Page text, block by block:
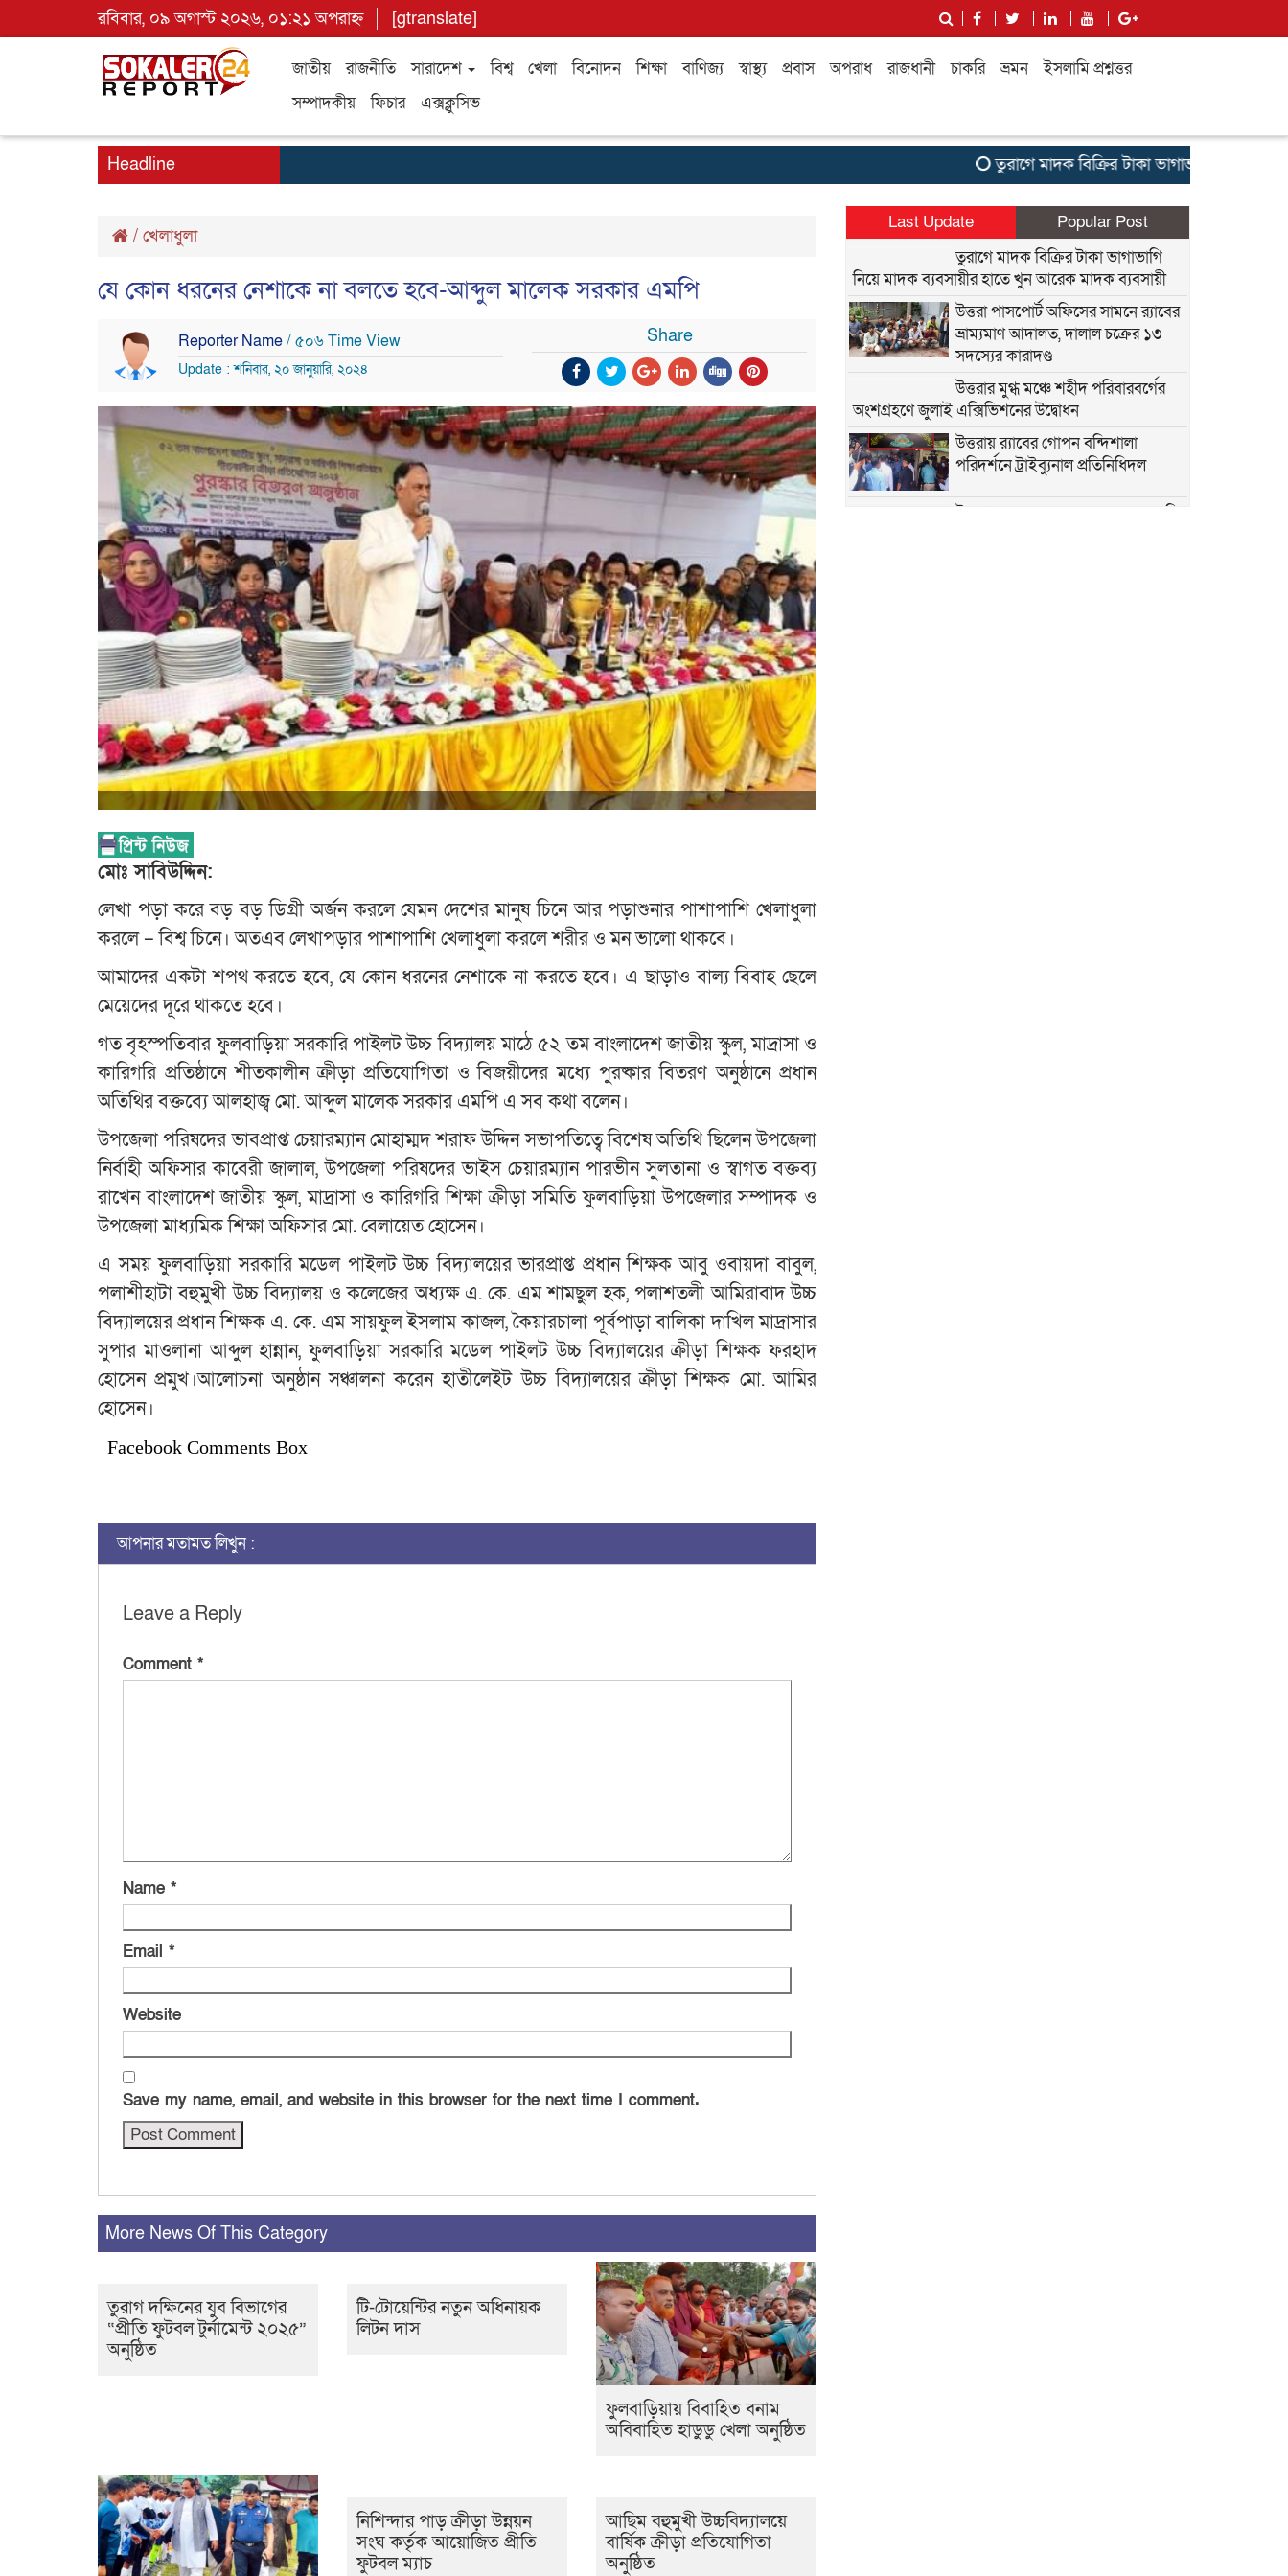
রবিবার, ০৯ অগাস্ট ২০২৬, ০১:২১ অপরাহ্ন [gtranslate]
জাতীয় রাজনীতি সারাদেশ বিশ্ব খেলা বিনোদন শিক্ষা বাণিজ্য স্বাস্থ্য প্রবাস অপরাধ রাজধানী চাকরি ভ্রমন
ইসলামি প্রশ্নত্তর
সম্পাদকীয়
ফিচার এক্সক্লুসিভ
Headline তুরাগে মাদক বিক্রির টাকা ভাগাভাগি নিয়ে মাদক
/ খেলাধুলা
যে কোন ধরনের নেশাকে না বলতে হবে-আব্দুল মালেক সরকার এমপি
Reporter Name/ ৫০৬ Time View
Update : শনিবার, ২০ জানুয়ারি, ২০২৪
Share
মোঃ সাবিউদ্দিন:
লেখা পড়া করে বড় বড় ডিগ্রী অর্জন করলে যেমন দেশের মানুষ চিনে আর পড়াশুনার পাশাপাশি খেলাধুলা
করলে – বিশ্ব চিনে। অতএব লেখাপড়ার পাশাপাশি খেলাধুলা করলে শরীর ও মন ভালো থাকবে।
আমাদের একটা শপথ করতে হবে, যে কোন ধরনের নেশাকে না করতে হবে। এ ছাড়াও বাল্য বিবাহ ছেলে
মেয়েদের দূরে থাকতে হবে।
গত বৃহস্পতিবার ফুলবাড়িয়া সরকারি পাইলট উচ্চ বিদ্যালয় মাঠে ৫২ তম বাংলাদেশ জাতীয় স্কুল, মাদ্রাসা ও
কারিগরি প্রতিষ্ঠানে শীতকালীন ক্রীড়া প্রতিযোগিতা ও বিজয়ীদের মধ্যে পুরষ্কার বিতরণ অনুষ্ঠানে প্রধান
অতিথির বক্তব্যে আলহাজ্ব মো. আব্দুল মালেক সরকার এমপি এ সব কথা বলেন।
উপজেলা পরিষদের ভাবপ্রাপ্ত চেয়ারম্যান মোহাম্মদ শরাফ উদ্দিন সভাপতিত্বে বিশেষ অতিথি ছিলেন উপজেলা
নির্বাহী অফিসার কাবেরী জালাল, উপজেলা পরিষদের ভাইস চেয়ারম্যান পারভীন সুলতানা ও স্বাগত বক্তব্য
রাখেন বাংলাদেশ জাতীয় স্কুল, মাদ্রাসা ও কারিগরি শিক্ষা ক্রীড়া সমিতি ফুলবাড়িয়া উপজেলার সম্পাদক ও
উপজেলা মাধ্যমিক শিক্ষা অফিসার মো. বেলায়েত হোসেন।
এ সময় ফুলবাড়িয়া সরকারি মডেল পাইলট উচ্চ বিদ্যালয়ের ভারপ্রাপ্ত প্রধান শিক্ষক আবু ওবায়দা বাবুল,
পলাশীহাটা বহুমুখী উচ্চ বিদ্যালয় ও কলেজের অধ্যক্ষ এ. কে. এম শামছুল হক, পলাশতলী আমিরাবাদ উচ্চ
বিদ্যালয়ের প্রধান শিক্ষক এ. কে. এম সায়ফুল ইসলাম কাজল, কৈয়ারচালা পূর্বপাড়া বালিকা দাখিল মাদ্রাসার
সুপার মাওলানা আব্দুল হান্নান, ফুলবাড়িয়া সরকারি মডেল পাইলট উচ্চ বিদ্যালয়ের ক্রীড়া শিক্ষক ফরহাদ
হোসেন প্রমুখ।আলোচনা অনুষ্ঠান সঞ্চালনা করেন হাতীলেইট উচ্চ বিদ্যালয়ের ক্রীড়া শিক্ষক মো. আমির
হোসেন।
Facebook Comments Box
আপনার মতামত লিখুন :
Leave a Reply
Comment *
Name *
Email *
Website
Save my name, email, and website in this browser for the next time I comment.
More News Of This Category
তুরাগ দক্ষিনের যুব বিভাগের
“প্রীতি ফুটবল টুর্নামেন্ট ২০২৫”
অনুষ্ঠিত
টি-টোয়েন্টির নতুন অধিনায়ক
লিটন দাস
ফুলবাড়িয়ায় বিবাহিত বনাম
অবিবাহিত হাডুডু খেলা অনুষ্ঠিত
নিশিন্দার পাড় ক্রীড়া উন্নয়ন
সংঘ কর্তৃক আয়োজিত প্রীতি
ফুটবল ম্যাচ
আছিম বহুমুখী উচ্চবিদ্যালয়ে
বার্ষিক ক্রীড়া প্রতিযোগিতা
অনুষ্ঠিত
Last Update
Popular Post
তুরাগে মাদক বিক্রির টাকা ভাগাভাগি
নিয়ে মাদক ব্যবসায়ীর হাতে খুন আরেক মাদক ব্যবসায়ী
উত্তরা পাসপোর্ট অফিসের সামনে র‍্যাবের
ভ্রাম্যমাণ আদালত, দালাল চক্রের ১৩
সদস্যের কারাদণ্ড
উত্তরার মুগ্ধ মঞ্চে শহীদ পরিবারবর্গের
অংশগ্রহণে জুলাই এক্সিভিশনের উদ্বোধন
উত্তরায় র‍্যাবের গোপন বন্দিশালা
পরিদর্শনে ট্রাইব্যুনাল প্রতিনিধিদল
উত্তরখান মাজার রোডের নরকযন্ত্রণা মুক্তি